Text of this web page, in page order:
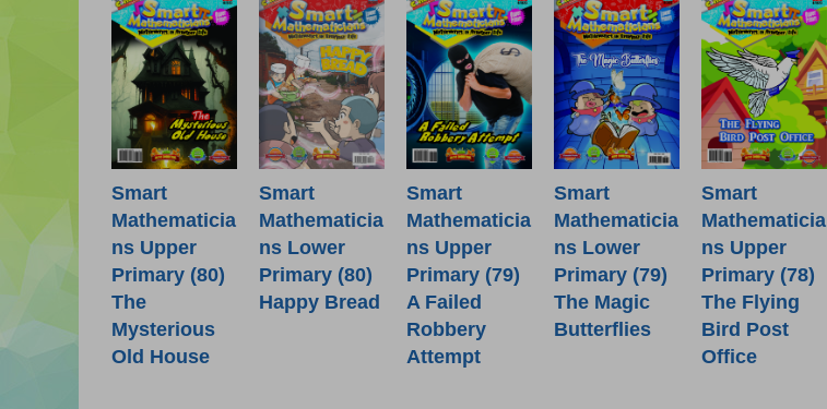
Smart
Mathematicia
ns Upper
Primary (80)
The
Mysterious
Old House
Smart
Mathematicia
ns Lower
Primary (80)
Happy Bread
Smart
Mathematicia
ns Upper
Primary (79)
A Failed
Robbery
Attempt
Smart
Mathematicia
ns Lower
Primary (79)
The Magic
Butterflies
Smart
Mathematicia
ns Upper
Primary (78)
The Flying
Bird Post
Office